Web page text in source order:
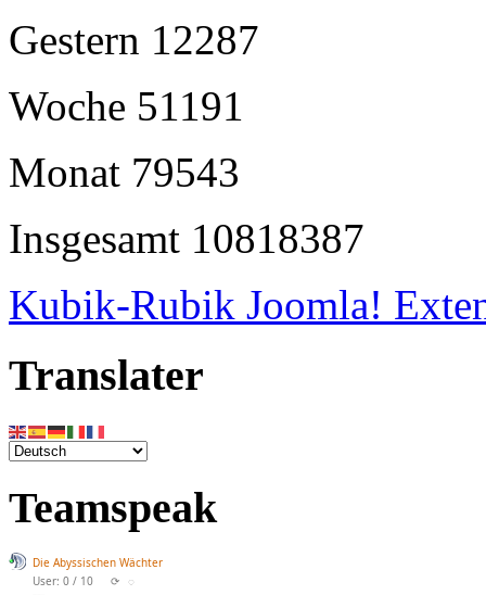
Gestern 12287
Woche 51191
Monat 79543
Insgesamt 10818387
Kubik-Rubik Joomla!
Translater
Teamspeak
Die Abyssischen Wächter
User: 0 / 10
⟳ ◌